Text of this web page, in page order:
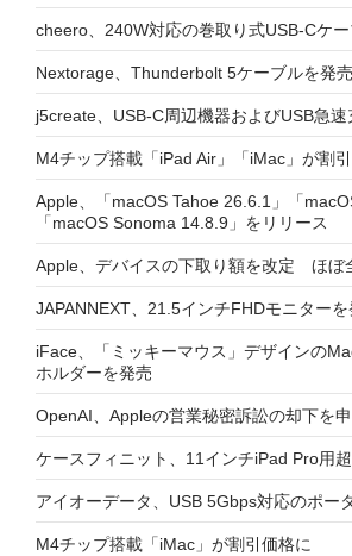
cheero、240W対応の巻取り式USB-Cケ
Nextorage、Thunderbolt 5ケーブルを発売
j5create、USB-C周辺機器およびUSB急速
M4チップ搭載「iPad Air」「iMac」が割
Apple、「macOS Tahoe 26.6.1」「
「macOS Sonoma 14.8.9」をリリース
Apple、デバイスの下取り額を改定 ほぼ
JAPANNEXT、21.5インチFHDモニターを
iFace、「ミッキーマウス」デザインの
ホルダーを発売
OpenAI、Appleの営業秘密訴訟の却下を
ケースフィニット、11インチiPad Pro用
アイオーデータ、USB 5Gbps対応のポー
M4チップ搭載「iMac」が割引価格に